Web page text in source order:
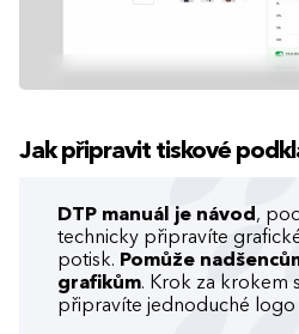
Jak připravit tiskové
DTP manuál je návod ,
technicky připravíte
potisk. Pomůže
grafikům. Krok za krokem
připravíte jednoduché logo